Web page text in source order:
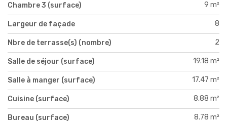
Chambre 3 (surface) 9 m²
Largeur de façade 8
Nbre de terrasse(s) (nombre) 2
Salle de séjour (surface) 19.18 m²
Salle à manger (surface) 17.47 m²
Cuisine (surface) 8.88 m²
Bureau (surface) 8.78 m²